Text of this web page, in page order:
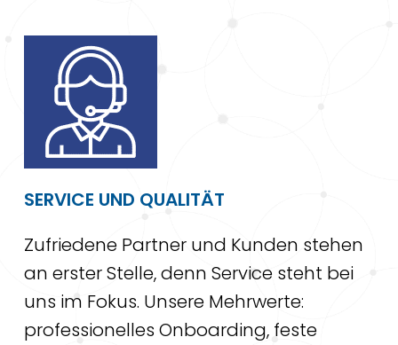
SERVICE UND QUALITÄT
Zufriedene Partner und Kunden stehen
an erster Stelle, denn Service steht bei
uns im Fokus. Unsere Mehrwerte:
professionelles Onboarding, feste